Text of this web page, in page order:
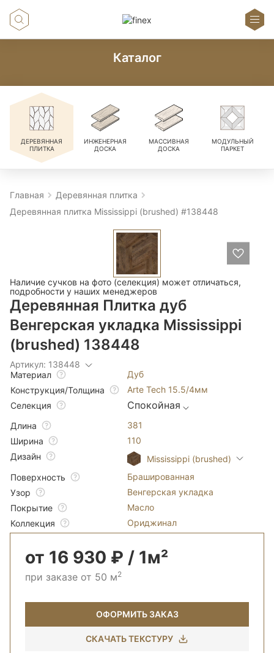
Каталог
ДЕРЕВЯННАЯ
ПЛИТКА
ИНЖЕНЕРНАЯ
ДОСКА
МАССИВНАЯ
ДОСКА
МОДУЛЬНЫЙ
ПАРКЕТ
Главная
Деревянная плитка
Деревянная плитка Mississippi (brushed) #138448
Наличие сучков на фото (селекция) может отличаться,
подробности у наших менеджеров
Деревянная Плитка дуб
Венгерская укладка Mississippi
(brushed) 138448
Артикул: 138448
Материал
Дуб
Конструкция/Толщина
Arte Tech 15.5/4мм
Селекция
Спокойная
Длина
381
Ширина
110
Дизайн
Mississippi (brushed)
Поверхность
Брашированная
Узор
Венгерская укладка
Покрытие
Масло
Коллекция
Ориджинал
от 16 930 ₽ / 1м²
при заказе от 50 м2
ОФОРМИТЬ ЗАКАЗ
СКАЧАТЬ ТЕКСТУРУ